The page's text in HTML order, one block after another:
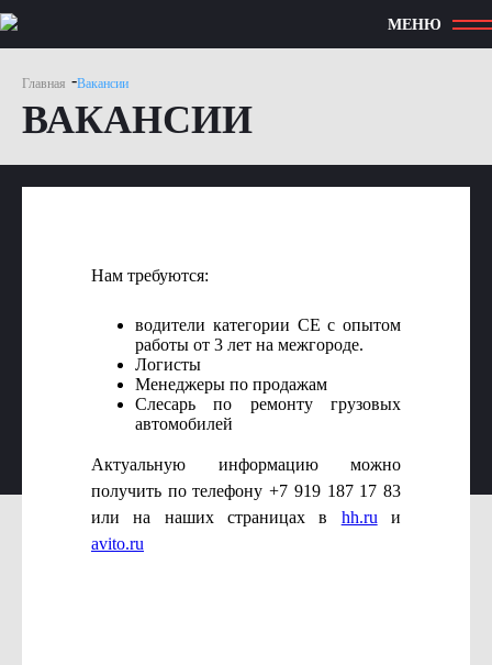
МЕНЮ
Главная -Вакансии
ВАКАНСИИ
Нам требуются:
водители категории СЕ с опытом
работы от 3 лет на межгороде.
Логисты
Менеджеры по продажам
Слесарь по ремонту грузовых
автомобилей
Актуальную информацию можно
получить по телефону +7 919 187 17 83
или на наших страницах в hh.ru и
avito.ru